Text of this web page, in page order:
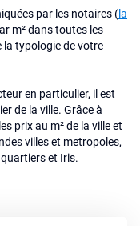
par les notaires (la
m² dans toutes les
la typologie de votre
en particulier, il est
de la ville. Grâce à
prix au m² de la ville et
villes et metropoles,
et Iris.